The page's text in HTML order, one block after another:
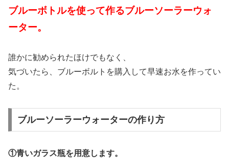
ブルーボトルを使って作るブルーソーラーウォ
ーター。
誰かに勧められたほけでもなく、
気づいたら、ブルーボルトを購入して早速お水を作ってい
た。
ブルーソーラーウォーターの作り方
①青いガラス瓶を用意します。